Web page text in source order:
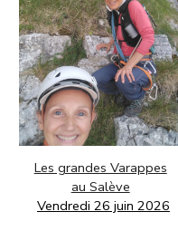
Les grandes Varappes
au Salève
Vendredi 26 juin 2026